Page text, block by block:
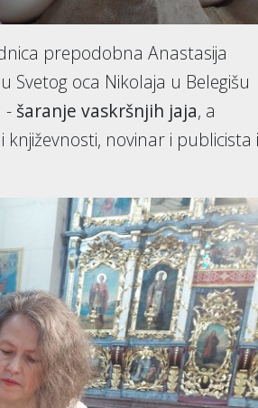
prepodobna Anastasija
Svetog oca Nikolaja u Belegišu
- šaranje vaskršnjih jaja, a
književnosti, novinar i publicista